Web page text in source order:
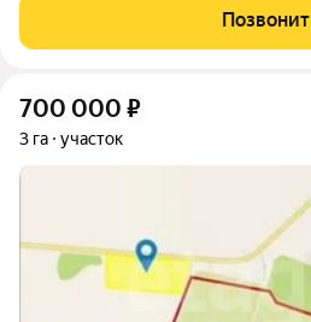
металлическим забором. Столб с
участком. Газ по границе.
700 000 ₽
3 га участок